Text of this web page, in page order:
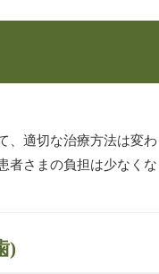
、適切な治療方法は変わ
者さまの負担は少なく
)